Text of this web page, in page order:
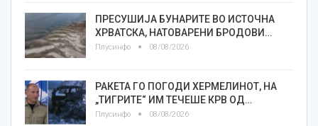
ПРЕСУШИЈА БУНАРИТЕ ВО ИСТОЧНА
ХРВАТСКА, НАТОВАРЕНИ БРОДОВИ…
Плусинфо 08/08/2026
РАКЕТА ГО ПОГОДИ ХЕРМЕЛИНОТ, НА
„ТИГРИТЕ“ ИМ ТЕЧЕШЕ КРВ ОД…
Плусинфо 08/08/2026